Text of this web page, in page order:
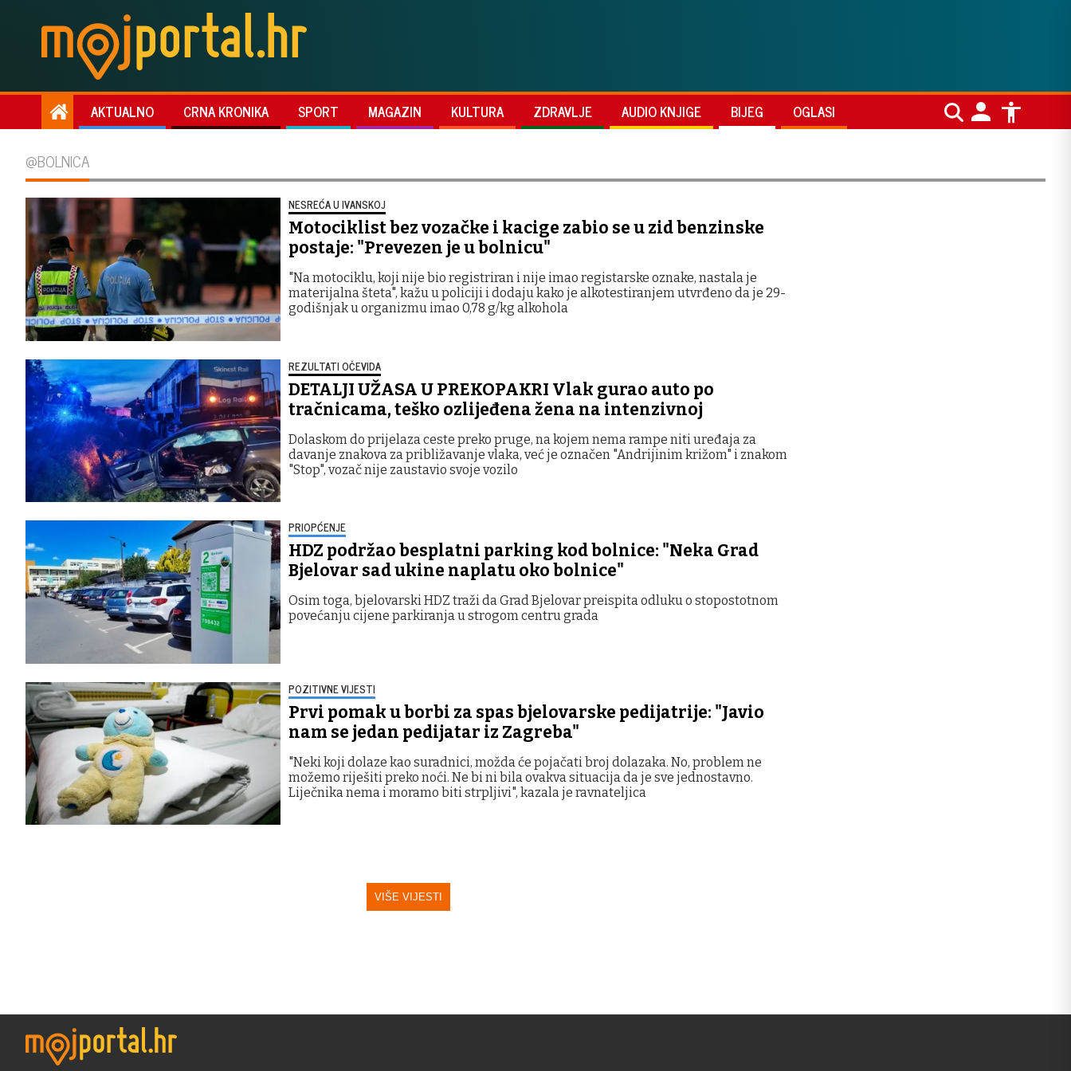
AKTUALNO CRNA KRONIKA SPORT MAGAZIN KULTURA ZDRAVLJE AUDIO KNJIGE BIJEG OGLASI
@BOLNICA
NESREĆA U IVANSKOJ
Motociklist bez vozačke i kacige zabio se u zid benzinske
postaje: "Prevezen je u bolnicu"
"Na motociklu, koji nije bio registriran i nije imao registarske oznake, nastala je
materijalna šteta", kažu u policiji i dodaju kako je alkotestiranjem utvrđeno da je 29-
godišnjak u organizmu imao 0,78 g/kg alkohola
REZULTATI OČEVIDA
DETALJI UŽASA U PREKOPAKRI Vlak gurao auto po
tračnicama, teško ozlijeđena žena na intenzivnoj
Dolaskom do prijelaza ceste preko pruge, na kojem nema rampe niti uređaja za
davanje znakova za približavanje vlaka, već je označen "Andrijinim križom" i znakom
"Stop", vozač nije zaustavio svoje vozilo
PRIOPĆENJE
HDZ podržao besplatni parking kod bolnice: "Neka Grad
Bjelovar sad ukine naplatu oko bolnice"
Osim toga, bjelovarski HDZ traži da Grad Bjelovar preispita odluku o stopostotnom
povećanju cijene parkiranja u strogom centru grada
POZITIVNE VIJESTI
Prvi pomak u borbi za spas bjelovarske pedijatrije: "Javio
nam se jedan pedijatar iz Zagreba"
"Neki koji dolaze kao suradnici, možda će pojačati broj dolazaka. No, problem ne
možemo riješiti preko noći. Ne bi ni bila ovakva situacija da je sve jednostavno.
Liječnika nema i moramo biti strpljivi", kazala je ravnateljica
VIŠE VIJESTI